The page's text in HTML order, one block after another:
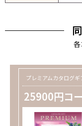
プレミアムカタログギ
25900円コ